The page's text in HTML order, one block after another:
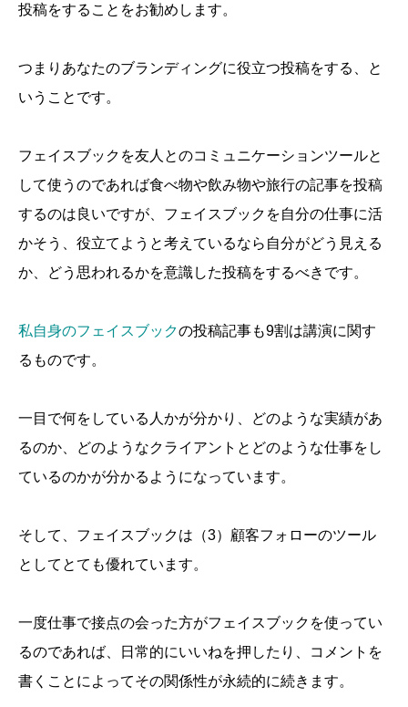
投稿をすることをお勧めします。
つまりあなたのブランディングに役立つ投稿をする、と
いうことです。
フェイスブックを友人とのコミュニケーションツールと
して使うのであれば食べ物や飲み物や旅行の記事を投稿
するのは良いですが、フェイスブックを自分の仕事に活
かそう、役立てようと考えているなら自分がどう見える
か、どう思われるかを意識した投稿をするべきです。
私自身のフェイスブックの投稿記事も9割は講演に関す
るものです。
一目で何をしている人かが分かり、どのような実績があ
るのか、どのようなクライアントとどのような仕事をし
ているのかが分かるようになっています。
そして、フェイスブックは（3）顧客フォローのツール
としてとても優れています。
一度仕事で接点の会った方がフェイスブックを使ってい
るのであれば、日常的にいいねを押したり、コメントを
書くことによってその関係性が永続的に続きます。